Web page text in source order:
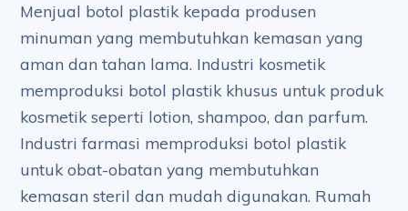
Menjual botol plastik kepada produsen
minuman yang membutuhkan kemasan yang
aman dan tahan lama. Industri kosmetik
memproduksi botol plastik khusus untuk produk
kosmetik seperti lotion, shampoo, dan parfum.
Industri farmasi memproduksi botol plastik
untuk obat-obatan yang membutuhkan
kemasan steril dan mudah digunakan. Rumah